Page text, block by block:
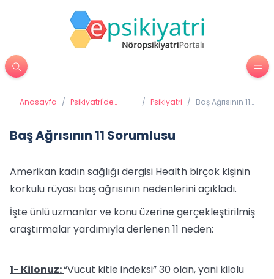
Anasayfa / Psikiyatri'de
/ Psikiyatri / Baş Ağrısının 11
Baş Ağrısının 11 Sorumlusu
Amerikan kadın sağlığı dergisi Health birçok kişinin
korkulu rüyası baş ağrısının nedenlerini açıkladı.
İşte ünlü uzmanlar ve konu üzerine gerçekleştirilmiş
araştırmalar yardımıyla derlenen 11 neden:
1- Kilonuz:“Vücut kitle indeksi” 30 olan, yani kilolu